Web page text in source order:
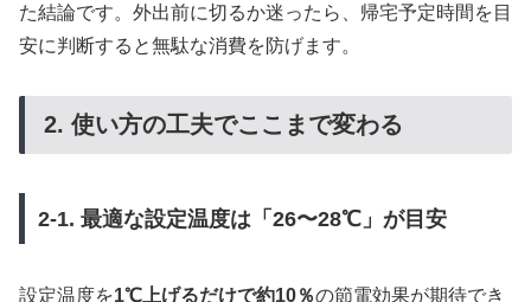
た結論です。外出前に切るか迷ったら、帰宅予定時間を目
安に判断すると無駄な消費を防げます。
2. 使い方の工夫でここまで変わる
2-1. 最適な設定温度は「26〜28℃」が目安
設定温度を1℃上げるだけで約10％の節電効果が期待でき